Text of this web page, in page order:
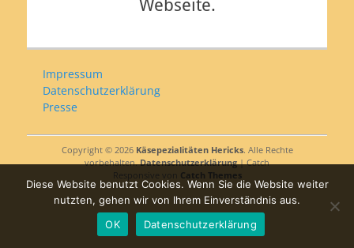
Webseite.
Impressum
Datenschutzerklärung
Presse
Copyright © 2026 Käsepezialitäten Hericks. Alle Rechte
vorbehalten.Datenschutzerklärung| Catch
Responsive von Catch Themes
Diese Website benutzt Cookies. Wenn Sie die Website weiter
nutzten, gehen wir von Ihrem Einverständnis aus.
OK
Datenschutzerklärung